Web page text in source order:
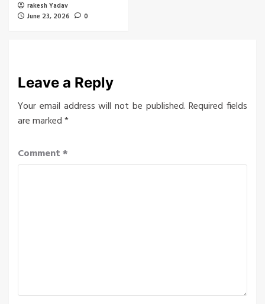
rakesh Yadav
June 23, 2026
0
Leave a Reply
Your email address will not be published. Required fields
are marked*
Comment*